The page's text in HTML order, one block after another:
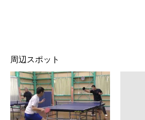
周辺スポット